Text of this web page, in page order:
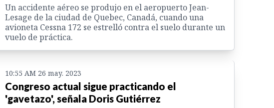
Un accidente aéreo se produjo en el aeropuerto Jean-
Lesage de la ciudad de Quebec, Canadá, cuando una
avioneta Cessna 172 se estrelló contra el suelo durante un
vuelo de práctica.
10:55 AM 26 may. 2023
Congreso actual sigue practicando el
'gavetazo', señala Doris Gutiérrez